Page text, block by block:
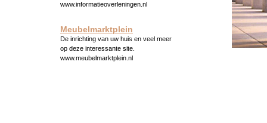
www.informatieoverleningen.nl
Meubelmarktplein
De inrichting van uw huis en veel meer
op deze interessante site.
www.meubelmarktplein.nl